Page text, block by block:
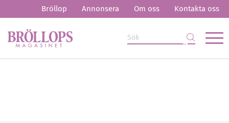
Bröllop Annonsera Om oss Kontakta oss